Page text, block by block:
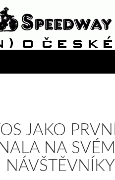
JAKO PRVNÍ
NA SVÉM
NÁVŠTĚVNÍKY